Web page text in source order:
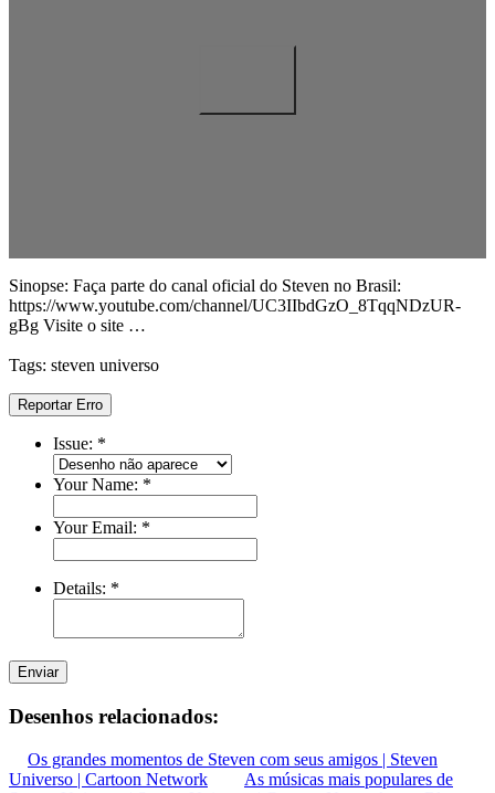
Sinopse: Faça parte do canal oficial do Steven no Brasil:
https://www.youtube.com/channel/UC3IIbdGzO_8TqqNDzUR-
gBg Visite o site …
Tags: steven universo
Reportar Erro
Issue: *
Your Name: *
Your Email: *
Details: *
Enviar
Desenhos relacionados:
Os grandes momentos de Steven com seus amigos | Steven
Universo | Cartoon Network
As músicas mais populares de